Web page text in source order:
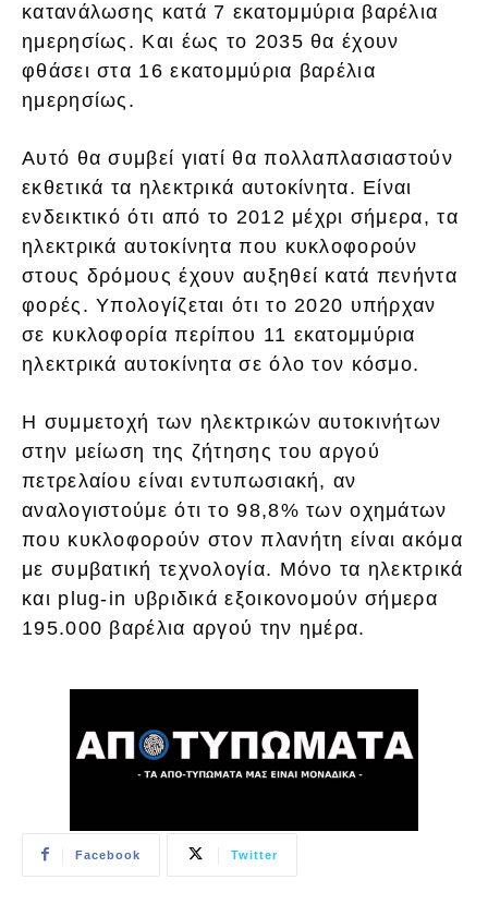
κατανάλωσης κατά 7 εκατομμύρια βαρέλια
ημερησίως. Και έως το 2035 θα έχουν
φθάσει στα 16 εκατομμύρια βαρέλια
ημερησίως.
Αυτό θα συμβεί γιατί θα πολλαπλασιαστούν
εκθετικά τα ηλεκτρικά αυτοκίνητα. Είναι
ενδεικτικό ότι από το 2012 μέχρι σήμερα, τα
ηλεκτρικά αυτοκίνητα που κυκλοφορούν
στους δρόμους έχουν αυξηθεί κατά πενήντα
φορές. Υπολογίζεται ότι το 2020 υπήρχαν
σε κυκλοφορία περίπου 11 εκατομμύρια
ηλεκτρικά αυτοκίνητα σε όλο τον κόσμο.
Η συμμετοχή των ηλεκτρικών αυτοκινήτων
στην μείωση της ζήτησης του αργού
πετρελαίου είναι εντυπωσιακή, αν
αναλογιστούμε ότι το 98,8% των οχημάτων
που κυκλοφορούν στον πλανήτη είναι ακόμα
με συμβατική τεχνολογία. Μόνο τα ηλεκτρικά
και plug-in υβριδικά εξοικονομούν σήμερα
195.000 βαρέλια αργού την ημέρα.
Facebook Twitter